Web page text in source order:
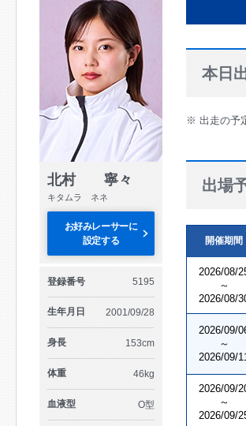
北村 寧々
キタムラ ネネ
お好みレーサーに
設定する
登録番号 5195
生年月日 2001/09/28
身長 153cm
体重 46kg
血液型 O型
本日
※ 出走の予
出場
開催期間
2026/08/
～
2026/08/
2026/09/
～
2026/09/
2026/09/
～
2026/09/